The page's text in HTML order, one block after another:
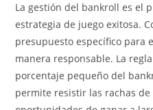
La gestión del bankroll es el
estrategia de juego exitosa.
presupuesto específico para
manera responsable. La
porcentaje pequeño del
permite resistir las rachas